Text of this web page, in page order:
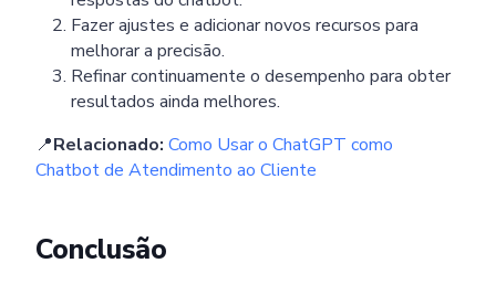
Fazer ajustes e adicionar novos recursos para
melhorar a precisão.
Refinar continuamente o desempenho para obter
resultados ainda melhores.
📍Relacionado: Como Usar o ChatGPT como
Chatbot de Atendimento ao Cliente
Conclusão